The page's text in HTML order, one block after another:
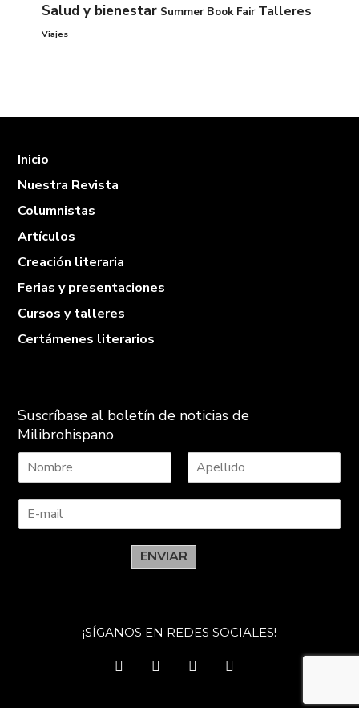
Salud y bienestar Summer Book Fair Talleres
Viajes
Inicio
Nuestra Revista
Columnistas
Artículos
Creación literaria
Ferias y presentaciones
Cursos y talleres
Certámenes literarios
Suscríbase al boletín de noticias de
Milibrohispano
o
b
p
l
d
ENVIAR
¡SÍGANOS EN REDES SOCIALES!
facebooktwitter instagramyoutube